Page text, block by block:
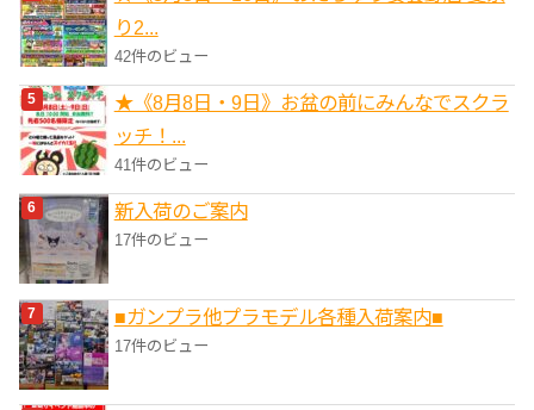
り2...
42件のビュー
★《8月8日・9日》お盆の前にみんなでスクラ
ッチ！...
41件のビュー
新入荷のご案内
17件のビュー
■ガンプラ他プラモデル各種入荷案内■
17件のビュー